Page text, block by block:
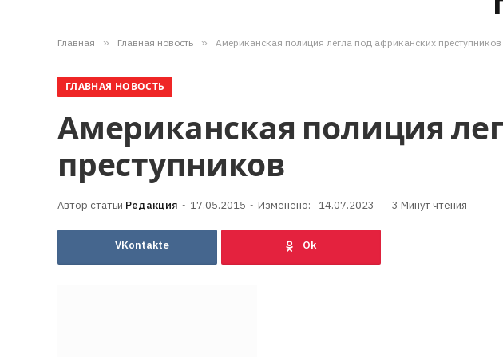
Главная » Главная новость » Американская полиция легла под африканских преступников
ГЛАВНАЯ НОВОСТЬ
Американская полиция
преступников
Редакция 17.05.2015 Изменено: 14.07.2023 3 Минут чтения
VKontakte